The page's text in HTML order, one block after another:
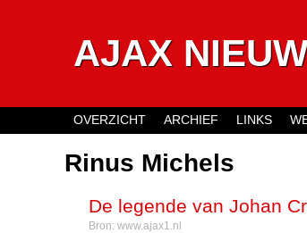
AJAX
Rinus Michels
De legende van Johan
Bron: www.ajax1.nl
OVERZICHT ARCHIEF LINKS